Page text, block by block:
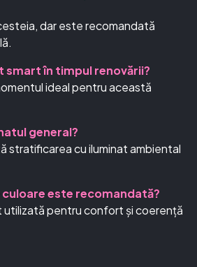
dar este recomandată
smart în timpul renovării?
ideal pentru această
general?
stratificarea cu iluminat ambiental
este recomandată?
pentru confort și coerență